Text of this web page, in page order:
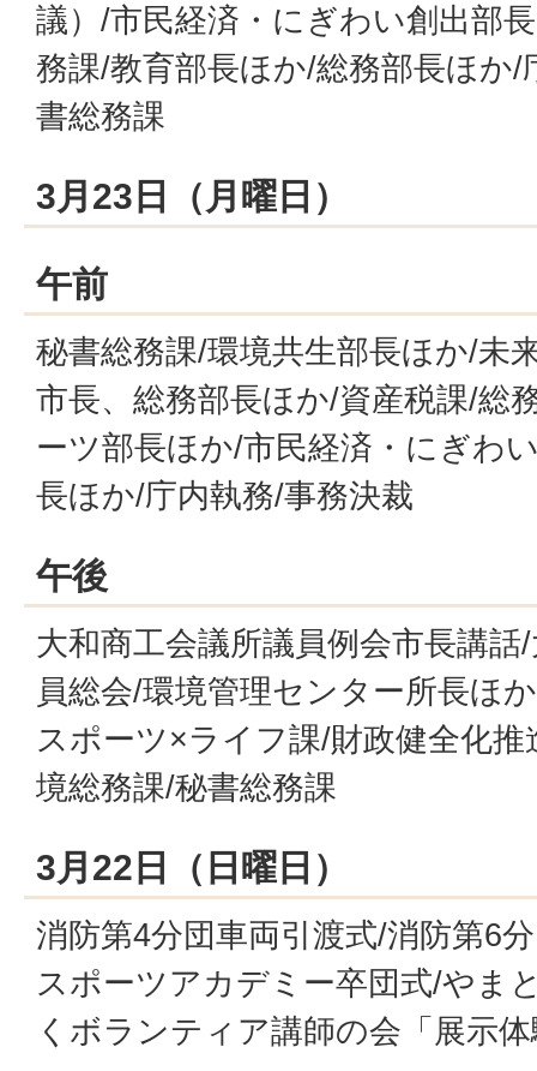
議）/市民経済・にぎわい創出部
務課/教育部長ほか/総務部長ほか/
書総務課
3月23日（月曜日）
午前
秘書総務課/環境共生部長ほか/未
市長、総務部長ほか/資産税課/総
ーツ部長ほか/市民経済・にぎわ
長ほか/庁内執務/事務決裁
午後
大和商工会議所議員例会市長講話
員総会/環境管理センター所長ほ
スポーツ×ライフ課/財政健全化
境総務課/秘書総務課
3月22日（日曜日）
消防第4分団車両引渡式/消防第6
スポーツアカデミー卒団式/やま
くボランティア講師の会「展示